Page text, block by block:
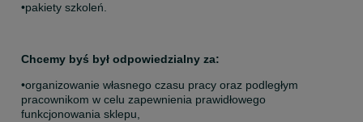
•pakiety szkoleń.
Chcemy byś był odpowiedzialny za:
•organizowanie własnego czasu pracy oraz podległym
pracownikom w celu zapewnienia prawidłowego
funkcjonowania sklepu,